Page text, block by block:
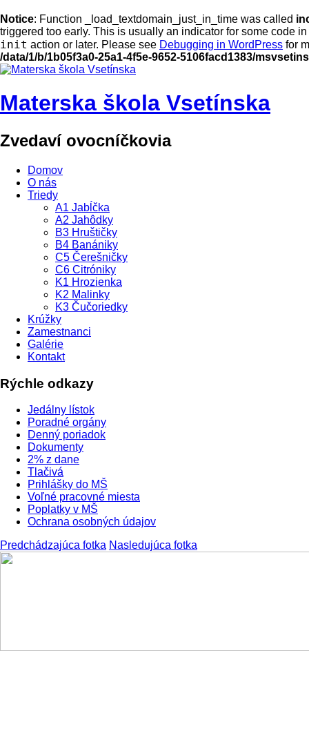
Notice: Function _load_textdomain_just_in_time was called
triggered too early. This is usually an indicator for some code
init action or later. Please see Debugging in WordPress for
/data/1/b/1b05f3a0-25a1-4f5e-9652-5106facd1383/
Materska škola Vsetínska
Zvedaví ovocníčkovia
Domov
O nás
Triedy
A1 Jabĺčka
A2 Jahôdky
B3 Hruštičky
B4 Banániky
C5 Čerešničky
C6 Citróniky
K1 Hrozienka
K2 Malinky
K3 Čučoriedky
Krúžky
Zamestnanci
Galérie
Kontakt
Rýchle odkazy
Jedálny lístok
Poradné orgány
Denný poriadok
Dokumenty
2% z dane
Tlačivá
Prihlášky do MŠ
Voľné pracovné miesta
Poplatky v MŠ
Ochrana osobných údajov
Predchádzajúca fotka Nasledujúca fotka